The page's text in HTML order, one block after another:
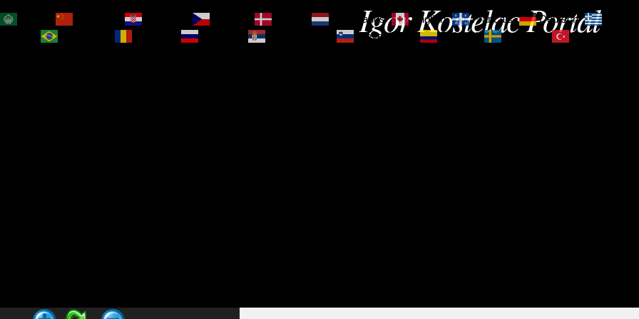
Igor Kostelac Portal
Nederlands English Français Deutsch
Slovenščina Español Svenska Türkçe